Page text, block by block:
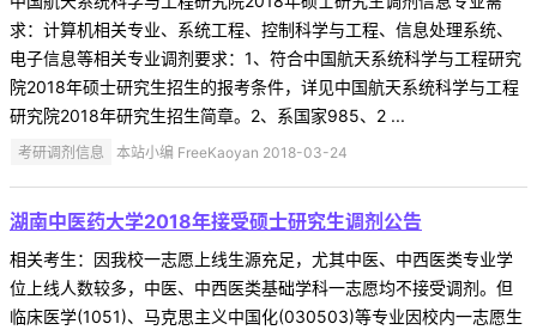
求：计算机相关专业、系统工程、控制科学与工程、信息处理系统、
电子信息等相关专业调剂要求：1、符合中国航天系统科学与工程研究
院2018年硕士研究生招生的报考条件，详见中国航天系统科学与工程
研究院2018年研究生招生简章。2、系国家985、2 ...
考研调剂信息 本站小编 FreeKaoyan 2018-03-24
湖南中医药大学2018年接受硕士研究生调剂公告
相关考生：因我校一志愿上线生源充足，尤其中医、中西医类专业学
位上线人数较多，中医、中西医类基础学科一志愿均不接受调剂。但
临床医学(1051)、马克思主义中国化(030503)等专业因校内一志愿生